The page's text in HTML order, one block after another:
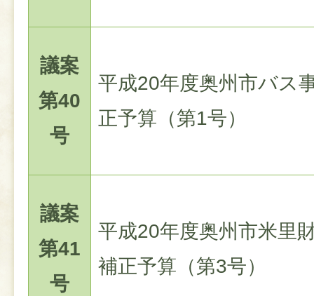
議案
第40
号
平成20年度奥州市バス
正予算（第1号）
議案
第41
号
平成20年度奥州市米里
補正予算（第3号）